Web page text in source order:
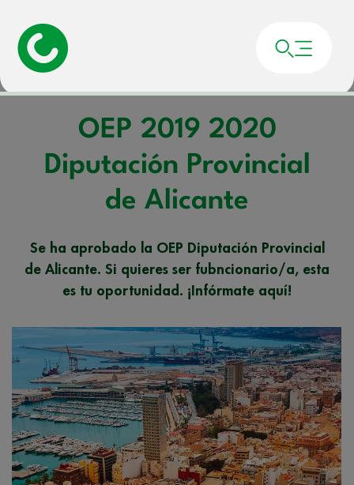
Portada»
OEP 2019 2020
Diputación Provincial
de Alicante
Se ha aprobado la OEP Diputación Provincial
de Alicante. Si quieres ser fubncionario/a, esta
es tu oportunidad. ¡Infórmate aquí!